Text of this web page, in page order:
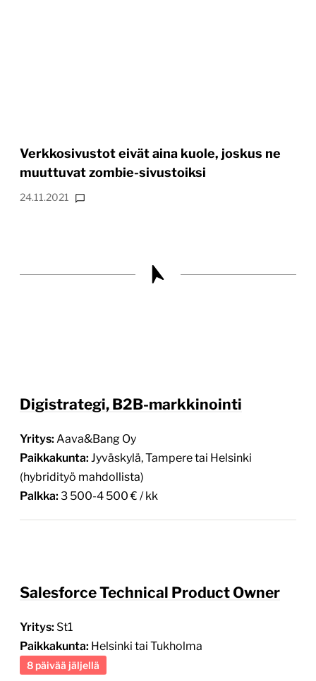
Verkkosivustot eivät aina kuole, joskus ne
muuttuvat zombie-sivustoiksi
24.11.2021
Yritys:Aava&Bang Oy
(hybridityö mahdollista)
Palkka:3 500-4 500 € / kk
Yritys:St1
8 päivää jäljellä